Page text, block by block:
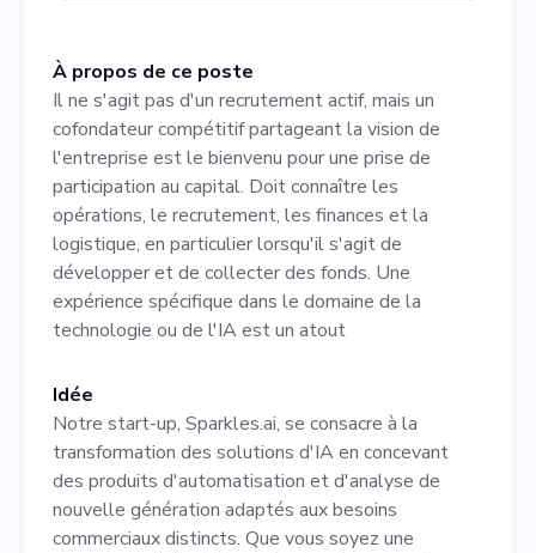
technologie ou de l'IA est un
atout
À propos de ce poste
Il ne s'agit pas d'un recrutement actif, mais un
cofondateur compétitif partageant la vision de
l'entreprise est le bienvenu pour une prise de
participation au capital. Doit connaître les
opérations, le recrutement, les finances et la
logistique, en particulier lorsqu'il s'agit de
développer et de collecter des fonds. Une
expérience spécifique dans le domaine de la
technologie ou de l'IA est un atout
Idée
Notre start-up, Sparkles.ai, se consacre à la
transformation des solutions d'IA en concevant
des produits d'automatisation et d'analyse de
nouvelle génération adaptés aux besoins
commerciaux distincts. Que vous soyez une